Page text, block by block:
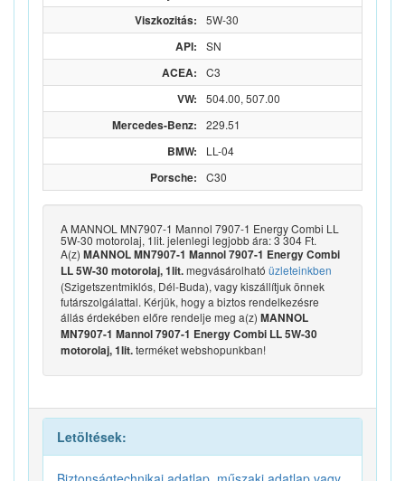
Viszkozitás: 5W-30
API: SN
ACEA: C3
VW: 504.00, 507.00
Mercedes-Benz: 229.51
BMW: LL-04
Porsche: C30
A MANNOL MN7907-1 Mannol 7907-1 Energy Combi LL
5W-30 motorolaj, 1lit. jelenlegi legjobb ára: 3 304 Ft.
A(z) MANNOL MN7907-1 Mannol 7907-1 Energy Combi
LL 5W-30 motorolaj, 1lit.megvásárolható üzleteinkben
(Szigetszentmiklós, Dél-Buda), vagy kiszállítjuk önnek
futárszolgálattal. Kérjük, hogy a biztos rendelkezésre
állás érdekében előre rendelje meg a(z) MANNOL
MN7907-1 Mannol 7907-1 Energy Combi LL 5W-30
motorolaj, 1lit.terméket webshopunkban!
Letöltések: